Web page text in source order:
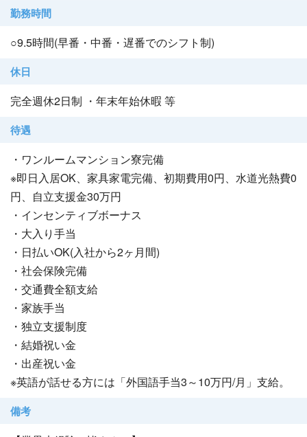
勤務時間
○9.5時間(早番・中番・遅番でのシフト制)
休日
完全週休2日制 ・年末年始休暇 等
待遇
・ワンルームマンション寮完備
※即日入居OK、家具家電完備、初期費用0円、水道光熱費0
円、自立支援金30万円
・インセンティブボーナス
・大入り手当
・日払いOK(入社から2ヶ月間)
・社会保険完備
・交通費全額支給
・家族手当
・独立支援制度
・結婚祝い金
・出産祝い金
※英語が話せる方には「外国語手当3～10万円/月」支給。
備考